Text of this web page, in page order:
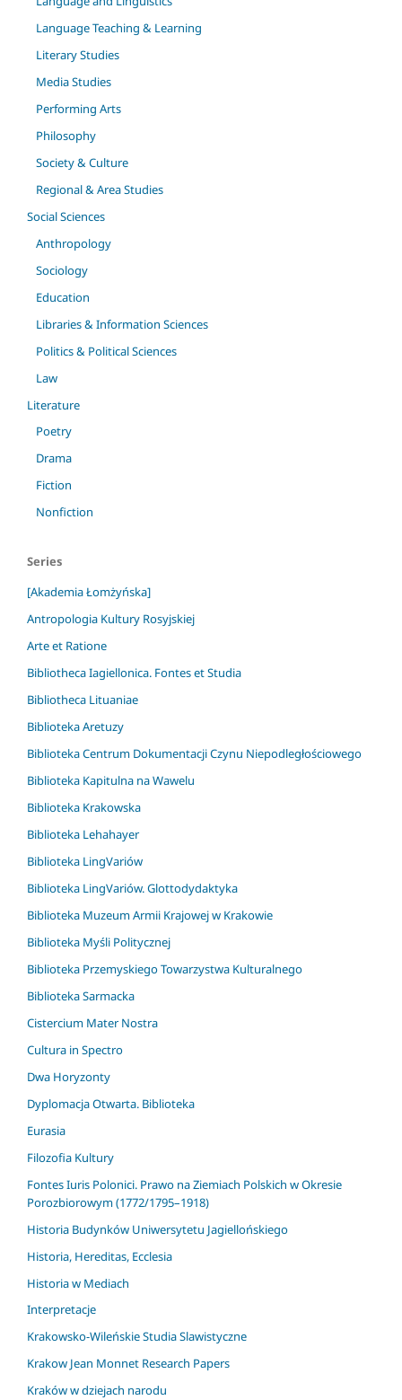
Language Teaching & Learning
Literary Studies
Media Studies
Performing Arts
Philosophy
Society & Culture
Regional & Area Studies
Social Sciences
Anthropology
Sociology
Education
Libraries & Information Sciences
Politics & Political Sciences
Law
Literature
Poetry
Drama
Fiction
Nonfiction
Series
[Akademia Łomżyńska]
Antropologia Kultury Rosyjskiej
Arte et Ratione
Bibliotheca Iagiellonica. Fontes et Studia
Bibliotheca Lituaniae
Biblioteka Aretuzy
Biblioteka Centrum Dokumentacji Czynu Niepodległościowego
Biblioteka Kapitulna na Wawelu
Biblioteka Krakowska
Biblioteka Lehahayer
Biblioteka LingVariów
Biblioteka LingVariów. Glottodydaktyka
Biblioteka Muzeum Armii Krajowej w Krakowie
Biblioteka Myśli Politycznej
Biblioteka Przemyskiego Towarzystwa Kulturalnego
Biblioteka Sarmacka
Cistercium Mater Nostra
Cultura in Spectro
Dwa Horyzonty
Dyplomacja Otwarta. Biblioteka
Eurasia
Filozofia Kultury
Fontes Iuris Polonici. Prawo na Ziemiach Polskich w Okresie
Porozbiorowym (1772/1795–1918)
Historia Budynków Uniwersytetu Jagiellońskiego
Historia, Hereditas, Ecclesia
Historia w Mediach
Interpretacje
Krakowsko-Wileńskie Studia Slawistyczne
Krakow Jean Monnet Research Papers
Kraków w dziejach narodu